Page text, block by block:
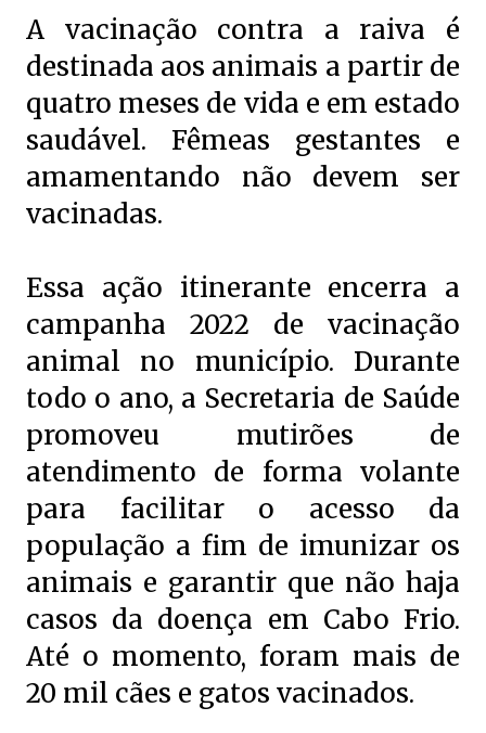
A vacinação contra a raiva é
destinada aos animais a partir de
quatro meses de vida e em estado
saudável. Fêmeas gestantes e
amamentando não devem ser
vacinadas.
Essa ação itinerante encerra a
campanha 2022 de vacinação
animal no município. Durante
todo o ano, a Secretaria de Saúde
promoveu mutirões de
atendimento de forma volante
para facilitar o acesso da
população a fim de imunizar os
animais e garantir que não haja
casos da doença em Cabo Frio.
Até o momento, foram mais de
20 mil cães e gatos vacinados.